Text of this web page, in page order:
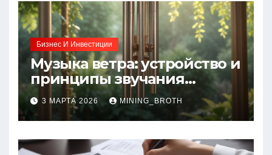
Бизнес И Инвестиции
Музыка ветра: устройство и
принципы звучания
колокольчиков
3 МАРТА 2026 MINING_BROTH